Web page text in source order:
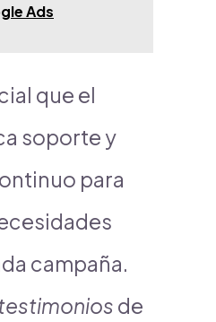
Ads
que el
soporte y
para
campaña.
de